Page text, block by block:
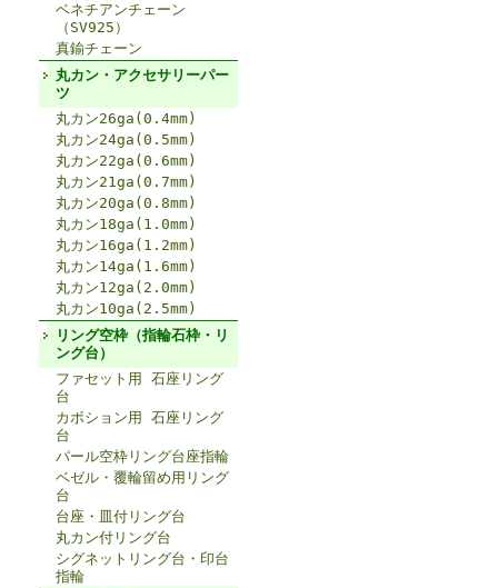
ベネチアンチェーン
（SV925）
真鍮チェーン
丸カン・アクセサリーパー
ツ
丸カン26ga(0.4mm)
丸カン24ga(0.5mm)
丸カン22ga(0.6mm)
丸カン21ga(0.7mm)
丸カン20ga(0.8mm)
丸カン18ga(1.0mm)
丸カン16ga(1.2mm)
丸カン14ga(1.6mm)
丸カン12ga(2.0mm)
丸カン10ga(2.5mm)
リング空枠（指輪石枠・リ
ング台）
ファセット用 石座リング
台
カボション用 石座リング
台
パール空枠リング台座指輪
ベゼル・覆輪留め用リング
台
台座・皿付リング台
丸カン付リング台
シグネットリング台・印台
指輪